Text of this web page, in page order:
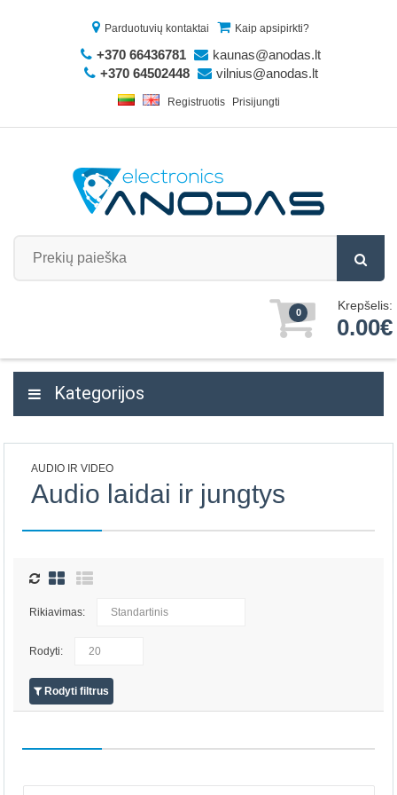
Parduotuvių kontaktai Kaip apsipirkti?
+370 66436781
kaunas@anodas.lt
+370 64502448
vilnius@anodas.lt
Registruotis Prisijungti
0 Krepšelis:
0.00€
Kategorijos
AUDIO IR VIDEO
Audio laidai ir jungtys
Rikiavimas:
Rodyti:
Rodyti filtrus